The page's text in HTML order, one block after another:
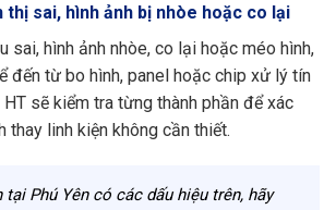
thị sai, hình ảnh bị nhòe hoặc co lại
sai, hình ảnh nhòe, co lại hoặc méo hình,
đến từ bo hình, panel hoặc chip xử lý tín
sẽ kiểm tra từng thành phần để xác
thay linh kiện không cần thiết.
tại Phú Yên có các dấu hiệu trên, hãy